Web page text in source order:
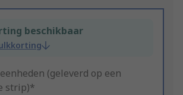
beschikbaar
(geleverd op een
strip)*